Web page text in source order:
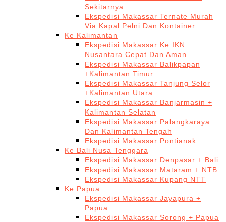
Sekitarnya
Ekspedisi Makassar Ternate Murah
Via Kapal Pelni Dan Kontainer
Ke Kalimantan
Ekspedisi Makassar Ke IKN
Nusantara Cepat Dan Aman
Ekspedisi Makassar Balikpapan
+Kalimantan Timur
Ekspedisi Makassar Tanjung Selor
+Kalimantan Utara
Ekspedisi Makassar Banjarmasin +
Kalimantan Selatan
Ekspedisi Makassar Palangkaraya
Dan Kalimantan Tengah
Ekspedisi Makassar Pontianak
Ke Bali Nusa Tenggara
Ekspedisi Makassar Denpasar + Bali
Ekspedisi Makassar Mataram + NTB
Ekspedisi Makassar Kupang NTT
Ke Papua
Ekspedisi Makassar Jayapura +
Papua
Ekspedisi Makassar Sorong + Papua